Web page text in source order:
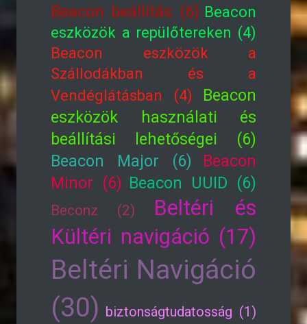
Beacon beállítás (6) Beacon
eszközök a repülőtereken (4)
Beacon eszközök a
Szállodákban és a
Vendéglátásban (4)
Beacon
eszközök használati és
beállítási lehetőségei (6)
Beacon Major (6)
Beacon
Minor (6) Beacon UUID (6)
Beconz (2)
Beltéri és
Kültéri navigáció (17)
Beltéri Navigáció
(30) biztonságtudatosság (1)